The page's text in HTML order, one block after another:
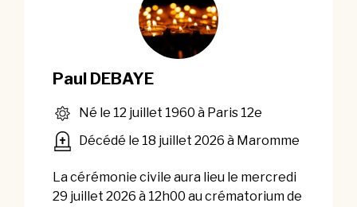
Paul DEBAYE
Né le 12 juillet 1960 à Paris 12e
Décédé le 18 juillet 2026 à Maromme
La cérémonie civile aura lieu le mercredi
29 juillet 2026 à 12h00 au crématorium de